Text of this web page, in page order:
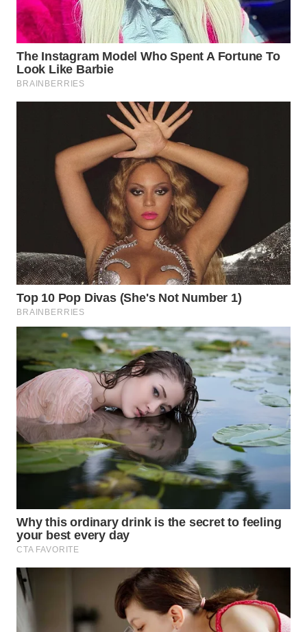
WN
SOLO
WN
BOROBUDUR
WN
SURABAYA
WN
BINTAN
WN
MANDALIKA
WN
LIKUPANG
WN
LABUANBAJO
WN
Wahana
Media
Group
WAHANA